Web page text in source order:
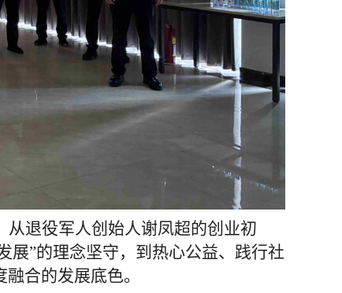
退役军人创始人谢凤超的创业初
展”的理念坚守，到热心公益、践行社
合的发展底色。